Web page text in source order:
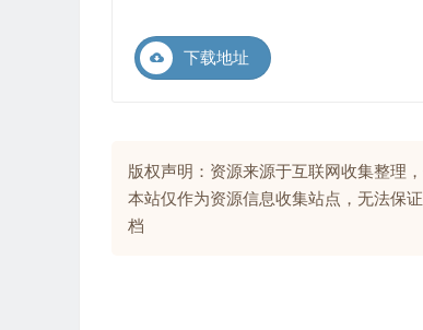
下载地址
版权声明：资源来源于互联网收集整理
本站仅作为资源信息收集站点，无法保
档